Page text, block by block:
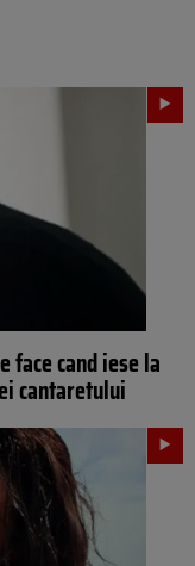
face cand iese la
cantaretului